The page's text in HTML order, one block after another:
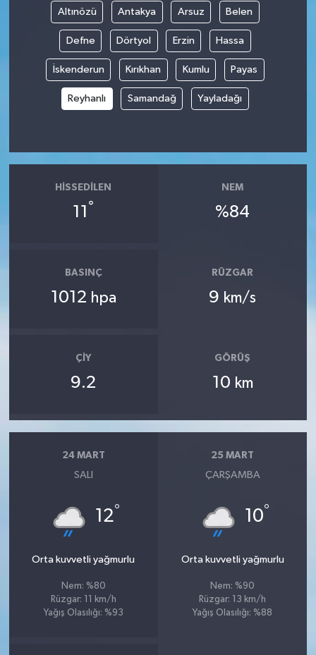
Altınözü Antakya Arsuz Belen
Defne Dörtyol Erzin Hassa
İskenderun Kırıkhan Kumlu Payas
Reyhanlı Samandağ Yayladağı
HISSEDILEN
11 °
NEM
%84
BASINÇ
1012 hpa
RÜZGAR
9 km/s
ÇIY
9.2
GÖRÜŞ
10 km
24 MART
SALI
12°
Orta kuvvetli yağmurlu
Nem: %80
Rüzgar: 11 km/h
Yağış Olasılığı: %93
25 MART
ÇARŞAMBA
10°
Orta kuvvetli yağmurlu
Nem: %90
Rüzgar: 13 km/h
Yağış Olasılığı: %88